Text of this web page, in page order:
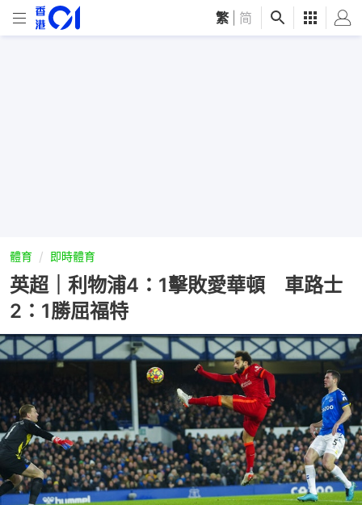
繁 简
體育 即時體育
英超｜利物浦4：1擊敗愛華頓 車路士
2：1勝屈福特